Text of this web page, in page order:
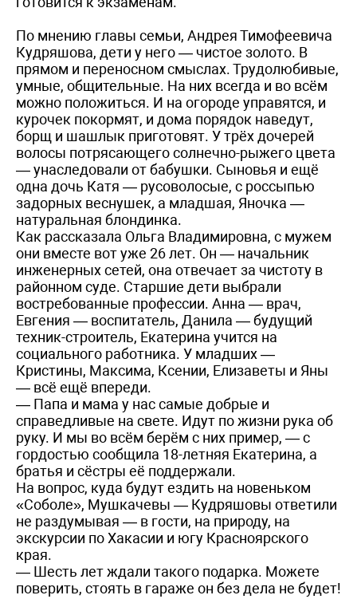
По мнению главы семьи, Андрея Тимофеевича
Кудряшова, дети у него — чистое золото. В
прямом и переносном смыслах. Трудолюбивые,
умные, общительные. На них всегда и во всём
можно положиться. И на огороде управятся, и
курочек покормят, и дома порядок наведут,
борщ и шашлык приготовят. У трёх дочерей
волосы потрясающего солнечно-рыжего цвета
— унаследовали от бабушки. Сыновья и ещё
одна дочь Катя — русоволосые, с россыпью
задорных веснушек, а младшая, Яночка —
натуральная блондинка.
Как рассказала Ольга Владимировна, с мужем
они вместе вот уже 26 лет. Он — начальник
инженерных сетей, она отвечает за чистоту в
районном суде. Старшие дети выбрали
востребованные профессии. Анна — врач,
Евгения — воспитатель, Данила — будущий
техник-строитель, Екатерина учится на
социального работника. У младших —
Кристины, Максима, Ксении, Елизаветы и Яны
— всё ещё впереди.
— Папа и мама у нас самые добрые и
справедливые на свете. Идут по жизни рука об
руку. И мы во всём берём с них пример, — с
гордостью сообщила 18-летняя Екатерина, а
братья и сёстры её поддержали.
На вопрос, куда будут ездить на новеньком
«Соболе», Мушкачевы — Кудряшовы ответили
не раздумывая — в гости, на природу, на
экскурсии по Хакасии и югу Красноярского
края.
— Шесть лет ждали такого подарка. Можете
поверить, стоять в гараже он без дела не будет!